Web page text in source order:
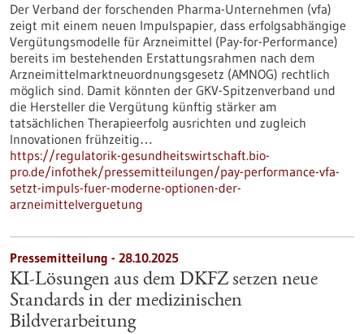
Der Verband der forschenden Pharma-Unternehmen (vfa)
zeigt mit einem neuen Impulspapier, dass erfolgsabhängige
Vergütungsmodelle für Arzneimittel (Pay-for-Performance)
bereits im bestehenden Erstattungsrahmen nach dem
Arzneimittelmarktneuordnungsgesetz (AMNOG) rechtlich
möglich sind. Damit könnten der GKV-Spitzenverband und
die Hersteller die Vergütung künftig stärker am
tatsächlichen Therapieerfolg ausrichten und zugleich
Innovationen frühzeitig…
https://regulatorik-gesundheitswirtschaft.bio-
pro.de/infothek/pressemitteilungen/pay-performance-vfa-
setzt-impuls-fuer-moderne-optionen-der-
arzneimittelverguetung
Pressemitteilung - 28.10.2025
KI-Lösungen aus dem DKFZ setzen neue
Standards in der medizinischen
Bildverarbeitung